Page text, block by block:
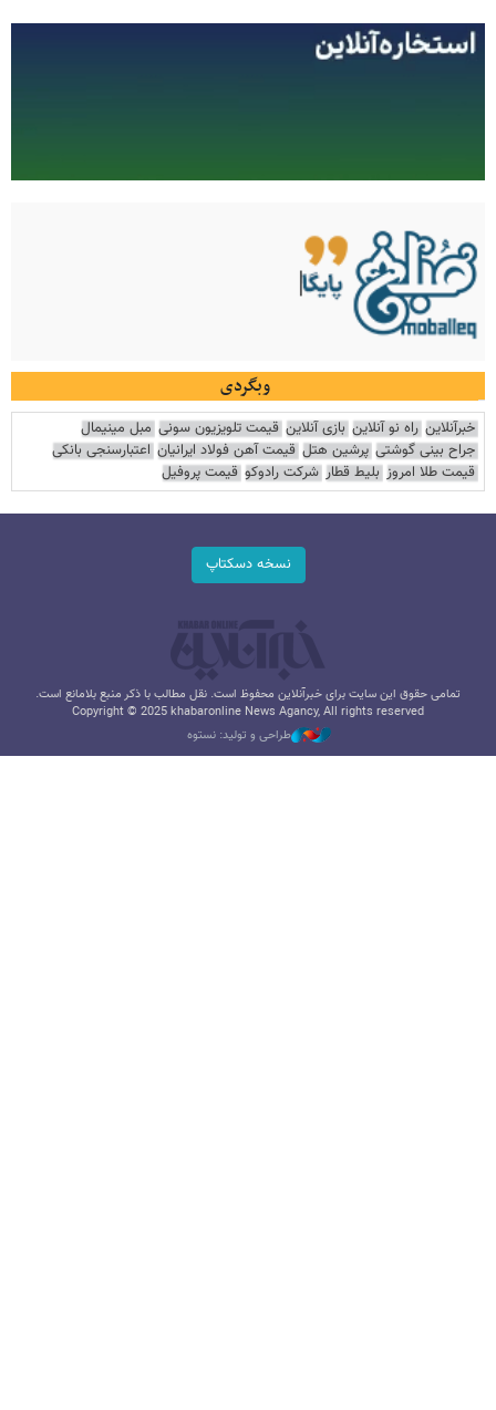
وبگردی
خبرآنلاین راه نو آنلاین بازی آنلاین قیمت تلویزیون سونی مبل مینیمال
جراح بینی گوشتی پرشین هتل قیمت آهن فولاد ایرانیان اعتبارسنجی بانکی
قیمت طلا امروز بلیط قطار شرکت رادوکو قیمت پروفیل
نسخه دسکتاپ
تمامی حقوق این سایت برای خبرآنلاین محفوظ است. نقل مطالب با ذکر منبع بلامانع است.
Copyright © 2025 khabaronline News Agancy, All rights reserved
طراحی و تولید: نستوه